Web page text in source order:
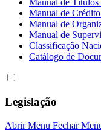
Manual de
Manual de
Manual de
Manual de
Classificação
Catálogo de
Legislação
Abrir Menu Fechar